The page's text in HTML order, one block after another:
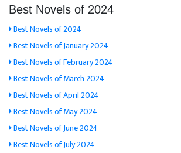
Best Novels of 2024
Best Novels of 2024
Best Novels of January 2024
Best Novels of February 2024
Best Novels of March 2024
Best Novels of April 2024
Best Novels of May 2024
Best Novels of June 2024
Best Novels of July 2024